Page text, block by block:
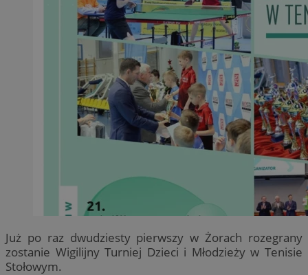
Już po raz dwudziesty pierwszy w Żorach rozegrany
zostanie Wigilijny Turniej Dzieci i Młodzieży w Tenisie
Stołowym.